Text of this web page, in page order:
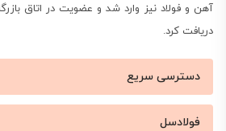
آهن و فولاد نیز وارد شد و عضویت در اتاق
دریافت کرد.
دسترسی سریع
فولادسل